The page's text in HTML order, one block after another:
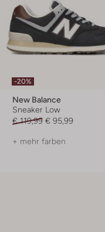
-20%
New Balance
Sneaker Low
€ 119,99 € 95,99
+ mehr farben